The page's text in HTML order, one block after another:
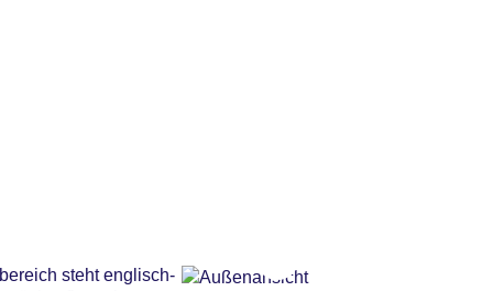
steht englisch-